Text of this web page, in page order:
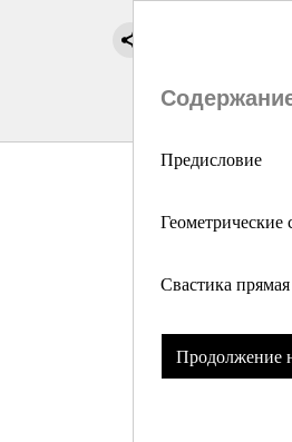
Предисловие
Свастика
Продолжение